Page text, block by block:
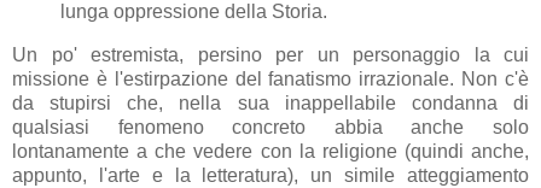
lunga oppressione della Storia.
Un po' estremista, persino per un personaggio la cui
missione è l'estirpazione del fanatismo irrazionale. Non c'è
da stupirsi che, nella sua inappellabile condanna di
qualsiasi fenomeno concreto abbia anche solo
lontanamente a che vedere con la religione (quindi anche,
appunto, l'arte e la letteratura), un simile atteggiamento